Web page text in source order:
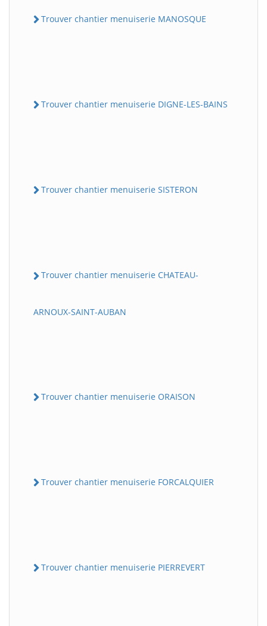
Trouver chantier menuiserie MANOSQUE
Trouver chantier menuiserie DIGNE-LES-BAINS
Trouver chantier menuiserie SISTERON
Trouver chantier menuiserie CHATEAU-
ARNOUX-SAINT-AUBAN
Trouver chantier menuiserie ORAISON
Trouver chantier menuiserie FORCALQUIER
Trouver chantier menuiserie PIERREVERT